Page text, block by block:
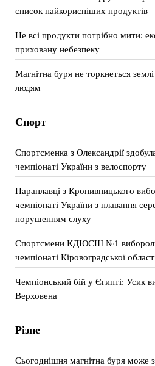
список найкорисніших продуктів
Не всі продукти потрібно мити:
приховану небезпеку
Магнітна буря не торкнеться
людям
Спорт
Спортсменка з Олександрії
чемпіонаті України з велоспорту
Параплавці з Кропивницького
чемпіонаті України з плавання
порушенням слуху
Спортсмени КДЮСШ №1 вибороли
чемпіонаті Кіровоградської
Чемпіонський бій у Єгипті: Усик
Верховена
Різне
Сьогоднішня магнітна буря може